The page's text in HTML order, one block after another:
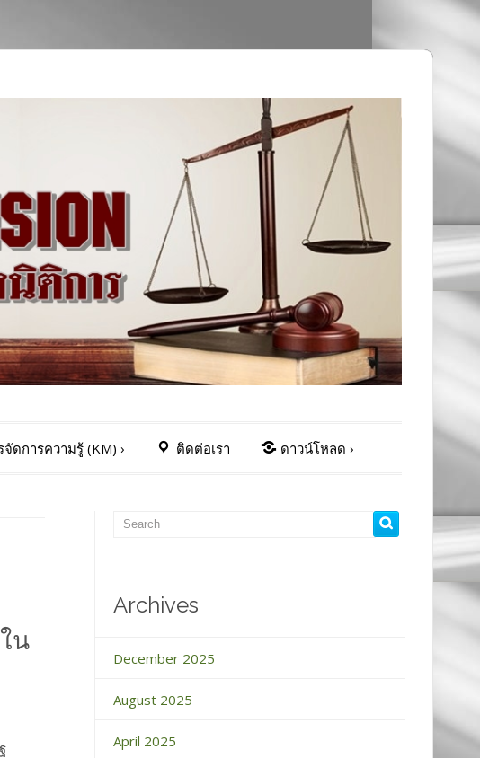
จัดการความรู้ (KM) › ติดต่อเรา ดาวน์โหลด ›
น
Archives
December 2025
August 2025
April 2025